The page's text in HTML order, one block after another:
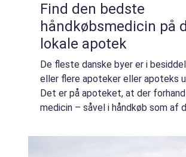
Find den bedste
håndkøbsmedicin på
lokale apotek
De fleste danske byer er i
eller flere apoteker eller apoteks
Det er på apoteket, at der
medicin – såvel i håndkøb som af
ve...